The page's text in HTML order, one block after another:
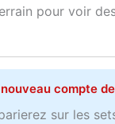
pour voir
nouveau compte
sur les